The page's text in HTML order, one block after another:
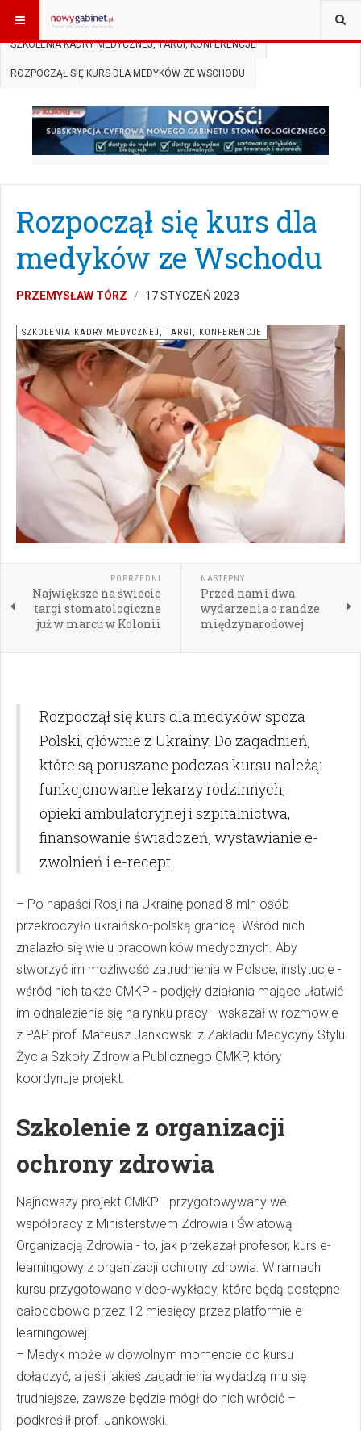
JESTEŚ TUTAJ: START
SZKOLENIA KADRY MEDYCZNEJ, TARGI, KONFERENCJE
ROZPOCZĄŁ SIĘ KURS DLA MEDYKÓW ZE WSCHODU
Rozpoczął się kurs dla
medyków ze Wschodu
PRZEMYSŁAW TÓRZ 17 STYCZEŃ 2023
SZKOLENIA KADRY MEDYCZNEJ, TARGI, KONFERENCJE
POPRZEDNI
Największe na świecie
targi stomatologiczne
już w marcu w Kolonii
NASTĘPNY
Przed nami dwa
wydarzenia o randze
międzynarodowej
Rozpoczął się kurs dla medyków spoza
Polski, głównie z Ukrainy. Do zagadnień,
które są poruszane podczas kursu należą:
funkcjonowanie lekarzy rodzinnych,
opieki ambulatoryjnej i szpitalnictwa,
finansowanie świadczeń, wystawianie e-
zwolnień i e-recept.
– Po napaści Rosji na Ukrainę ponad 8 mln osób
przekroczyło ukraińsko-polską granicę. Wśród nich
znalazło się wielu pracowników medycznych. Aby
stworzyć im możliwość zatrudnienia w Polsce, instytucje -
wśród nich także CMKP - podjęły działania mające ułatwić
im odnalezienie się na rynku pracy - wskazał w rozmowie
z PAP prof. Mateusz Jankowski z Zakładu Medycyny Stylu
Życia Szkoły Zdrowia Publicznego CMKP, który
koordynuje projekt.
Szkolenie z organizacji
ochrony zdrowia
Najnowszy projekt CMKP - przygotowywany we
współpracy z Ministerstwem Zdrowia i Światową
Organizacją Zdrowia - to, jak przekazał profesor, kurs e-
learningowy z organizacji ochrony zdrowia. W ramach
kursu przygotowano video-wykłady, które będą dostępne
całodobowo przez 12 miesięcy przez platformie e-
learningowej.
– Medyk może w dowolnym momencie do kursu
dołączyć, a jeśli jakieś zagadnienia wydadzą mu się
trudniejsze, zawsze będzie mógł do nich wrócić –
podkreślił prof. Jankowski.